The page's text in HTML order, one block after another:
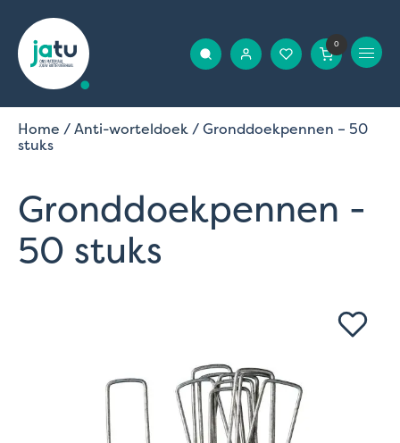
0
Home /Anti-worteldoek/ Gronddoekpennen – 50
stuks
Gronddoekpennen -
50 stuks